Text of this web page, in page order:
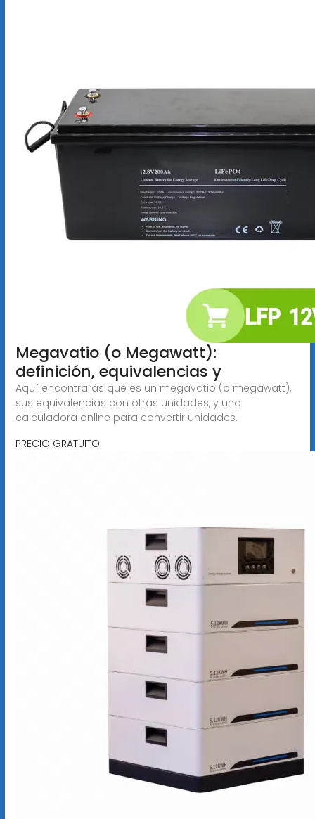
Megavatio (o Megawatt):
definición, equivalencias y
Aquí encontrarás qué es un megavatio (o megawatt),
sus equivalencias con otras unidades, y una
calculadora online para convertir unidades.
PRECIO GRATUITO